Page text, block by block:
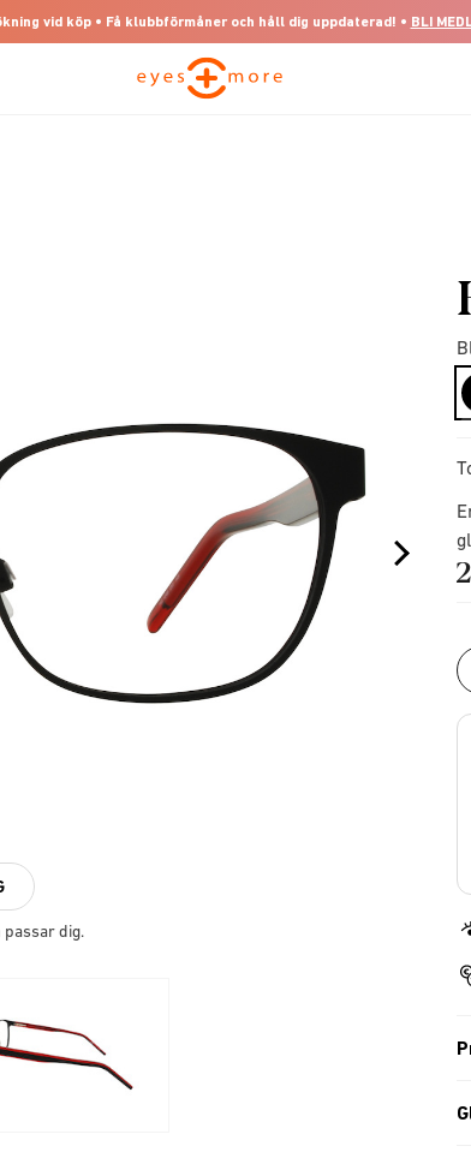
vid köp • Få klubbförmåner och håll dig uppdaterad! • BLI
passar dig.